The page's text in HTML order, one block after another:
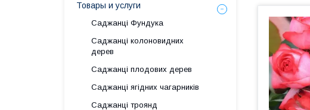
Товары и услуги
Саджанці Фундука
Саджанці колоновидних
дерев
Саджанці плодових дерев
Саджанці ягідних чагарників
Саджанці троянд